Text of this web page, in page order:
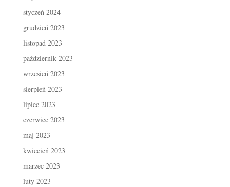
styczeń 2024
grudzień 2023
listopad 2023
październik 2023
wrzesień 2023
sierpień 2023
lipiec 2023
czerwiec 2023
maj 2023
kwiecień 2023
marzec 2023
luty 2023